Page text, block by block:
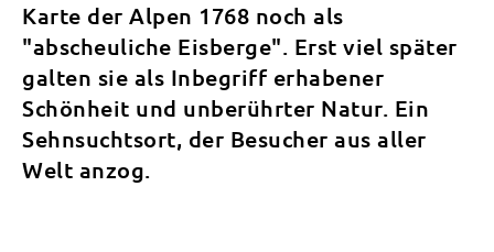
Karte der Alpen 1768 noch als
"abscheuliche Eisberge". Erst viel später
galten sie als Inbegriff erhabener
Schönheit und unberührter Natur. Ein
Sehnsuchtsort, der Besucher aus aller
Welt anzog.